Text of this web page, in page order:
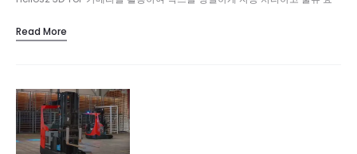
Read More